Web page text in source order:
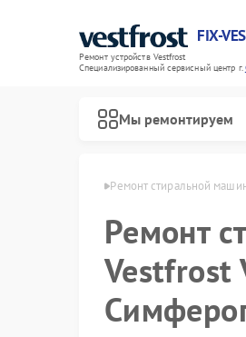
FIX-
Ремонт устройств Vestfrost
Специализированный cервисный центр г.
Мы ремонтируем
в Симферополе Ремонт стиральной
Ремонт
Vestfrost